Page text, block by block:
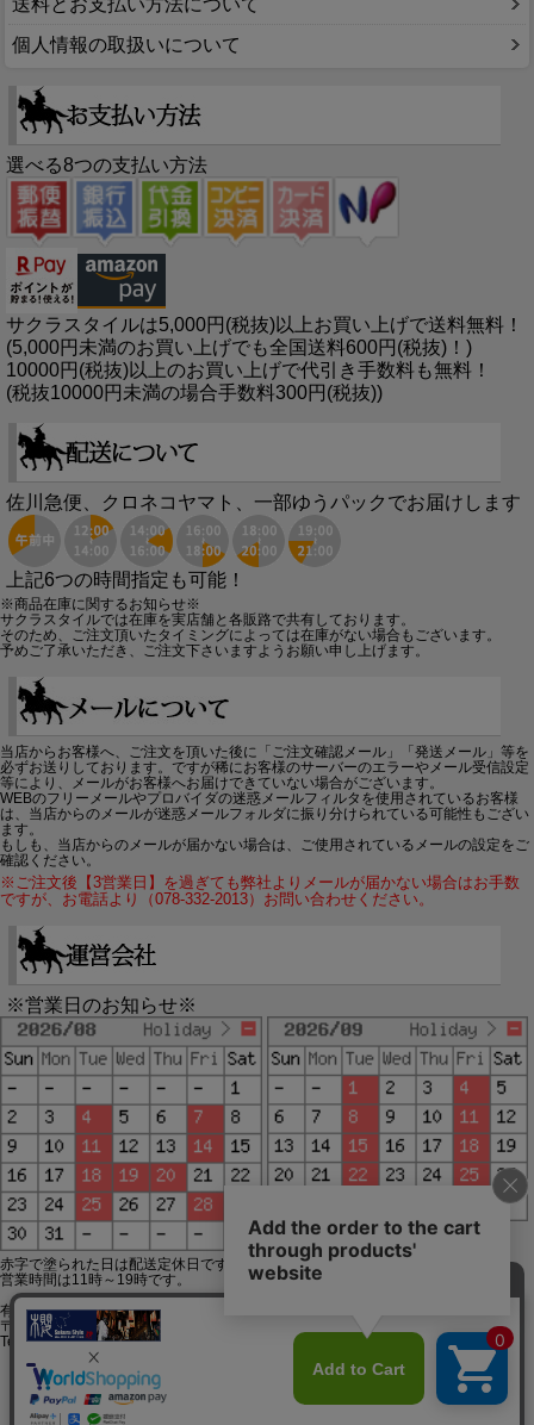
個人情報の取扱いについて
選べる8つの支払い方法
サクラスタイルは5,000円(税抜)以上お買い上げで送料無料！
(5,000円未満のお買い上げでも全国送料600円(税抜)！)
10000円(税抜)以上のお買い上げで代引き手数料も無料！
(税抜10000円未満の場合手数料300円(税抜))
佐川急便、クロネコヤマト、一部ゆうパックでお届けします
上記6つの時間指定も可能！
※商品在庫に関するお知らせ※
サクラスタイルでは在庫を実店舗と各販路で共有しております。
そのため、ご注文頂いたタイミングによっては在庫がない場合もございます。
予めご了承いただき、ご注文下さいますようお願い申し上げます。
当店からお客様へ、ご注文を頂いた後に「ご注文確認メール」「発送メール」等を
必ずお送りしております。ですが稀にお客様のサーバーのエラーやメール受信設定
等により、メールがお客様へお届けできていない場合がございます。
WEBのフリーメールやプロバイダの迷惑メールフィルタを使用されているお客様
は、当店からのメールが迷惑メールフォルダに振り分けられている可能性もござい
ます。
もしも、当店からのメールが届かない場合は、ご使用されているメールの設定をご
確認ください。
※ご注文後【3営業日】を過ぎても弊社よりメールが届かない場合はお手数
ですが、お電話より（078-332-2013）お問い合わせください。
※営業日のお知らせ※
赤字で塗られた日は配送定休日です。
営業時間は11時～19時です。
有限会社ジップジップ SakuraStyle通販事業部
〒650-0021 神戸市中央区三宮町3-9-19イトウビル1,4F
Tel:078-332-2013 FAX:078-333-6644